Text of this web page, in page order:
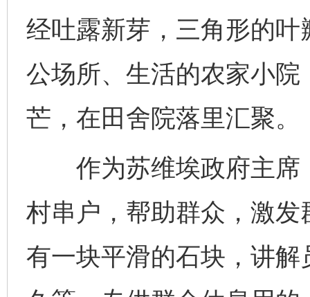
经吐露新芽，三角形的
公场所、生活的农家小
芒，在田舍院落里汇聚。
作为苏维埃政府主席
村串户，帮助群众，激
有一块平滑的石块，讲